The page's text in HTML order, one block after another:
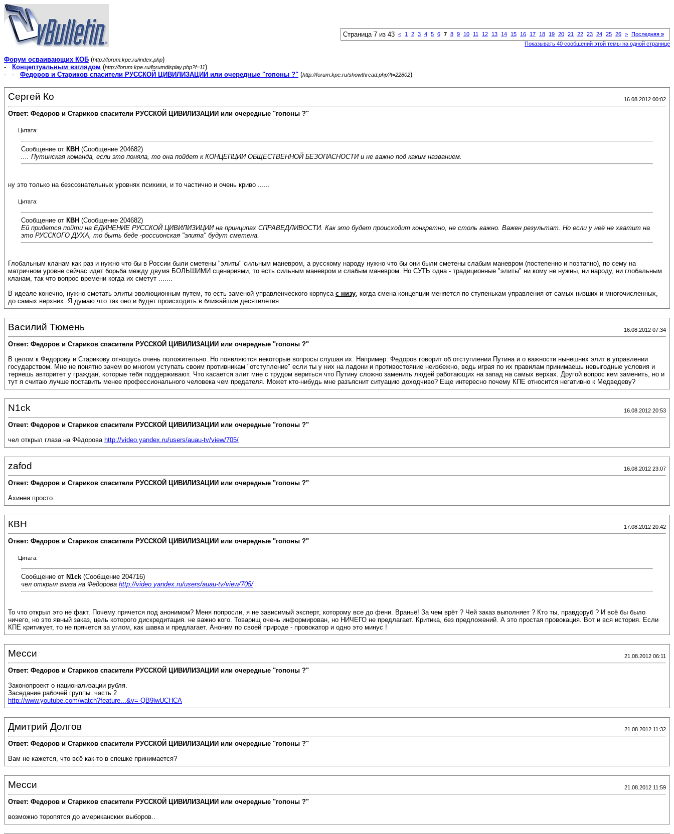
Страница 7 из 43 < 1 2 3 4 5 6 7 8 9 10 11 12 13 14 15 16 17 18 19 20 21 22 23 24 25 26 > Последняя »
Показывать 40 сообщений этой темы на одной странице
Форум осваивающих КОБ (http://forum.kpe.ru/index.php)
-
Концептуальным взглядом (http://forum.kpe.ru/forumdisplay.php?f=11)
- - Федоров и Стариков спасители РУССКОЙ ЦИВИЛИЗАЦИИ или очередные "гопоны ?" (http://forum.kpe.ru/showthread.php?t=22802)
Сергей Ко 16.08.2012 00:02
Ответ: Федоров и Стариков спасители РУССКОЙ ЦИВИЛИЗАЦИИ или очередные "гопоны ?"
Цитата:
Сообщение от КВН (Сообщение 204682)
.... Путинская команда, если это поняла, то она пойдет к КОНЦЕПЦИИ ОБЩЕСТВЕННОЙ БЕЗОПАСНОСТИ и не важно под каким названием.
ну это только на безсознательных уровнях психики, и то частично и очень криво ......
Цитата:
Сообщение от КВН (Сообщение 204682)
Ей придется пойти на ЕДИНЕНИЕ РУССКОЙ ЦИВИЛИЗИЦИИ на принципах СПРАВЕДЛИВОСТИ. Как это будет происходит конкретно, не столь важно. Важен результат. Но если у неё не хватит на
это РУССКОГО ДУХА, то быть беде -россионская "элита" будут сметена.
Глобальным кланам как раз и нужно что бы в России были сметены "элиты" сильным маневром, а русскому народу нужно что бы они были сметены слабым маневром (постепенно и поэтапно), по сему на
матричном уровне сейчас идет борьба между двумя БОЛЬШИМИ сценариями, то есть сильным маневром и слабым маневром. Но СУТЬ одна - традиционные "элиты" ни кому не нужны, ни народу, ни глобальным
кланам, так что вопрос времени когда их сметут .......
В идеале конечно, нужно сметать элиты эволюционным путем, то есть заменой управленческого корпуса с низу, когда смена концепции меняется по ступенькам управления от самых низших и многочисленных,
до самых верхних. Я думаю что так оно и будет происходить в ближайшие десятилетия
Василий Тюмень 16.08.2012 07:34
Ответ: Федоров и Стариков спасители РУССКОЙ ЦИВИЛИЗАЦИИ или очередные "гопоны ?"
В целом к Федорову и Старикову отношусь очень положительно. Но появляются некоторые вопросы слушая их. Например: Федоров говорит об отступлении Путина и о важности нынешних элит в управлении
государством. Мне не понятно зачем во многом уступать своим противникам "отступление" если ты у них на ладони и противостояние неизбежно, ведь играя по их правилам принимаешь невыгодные условия и
теряешь авторитет у граждан, которые тебя поддерживают. Что касается элит мне с трудом вериться что Путину сложно заменить людей работающих на запад на самых верхах. Другой вопрос кем заменить, но и
тут я считаю лучше поставить менее профессионального человека чем предателя. Может кто-нибудь мне разъяснит ситуацию доходчиво? Еще интересно почему КПЕ относится негативно к Медведеву?
N1ck 16.08.2012 20:53
Ответ: Федоров и Стариков спасители РУССКОЙ ЦИВИЛИЗАЦИИ или очередные "гопоны ?"
чел открыл глаза на Фёдорова http://video.yandex.ru/users/auau-tv/view/705/
zafod 16.08.2012 23:07
Ответ: Федоров и Стариков спасители РУССКОЙ ЦИВИЛИЗАЦИИ или очередные "гопоны ?"
Ахинея просто.
КВН 17.08.2012 20:42
Ответ: Федоров и Стариков спасители РУССКОЙ ЦИВИЛИЗАЦИИ или очередные "гопоны ?"
Цитата:
Сообщение от N1ck (Сообщение 204716)
чел открыл глаза на Фёдорова http://video.yandex.ru/users/auau-tv/view/705/
То что открыл это не факт. Почему прячется под анонимом? Меня попросли, я не зависимый эксперт, которому все до фени. Враньё! За чем врёт ? Чей заказ выполняет ? Кто ты, правдоруб ? И всё бы было
ничего, но это явный заказ, цель которого дискредитация. не важно кого. Товарищ очень информирован, но НИЧЕГО не предлагает. Критика, без предложений. А это простая провокация. Вот и вся история. Если
КПЕ критикует, то не прячется за углом, как шавка и предлагает. Аноним по своей природе - провокатор и одно это минус !
Месси 21.08.2012 06:11
Ответ: Федоров и Стариков спасители РУССКОЙ ЦИВИЛИЗАЦИИ или очередные "гопоны ?"
Законопроект о национализации рубля.
Заседание рабочей группы. часть 2
http://www.youtube.com/watch?feature...&v=-QB9lwUCHCA
Дмитрий Долгов 21.08.2012 11:32
Ответ: Федоров и Стариков спасители РУССКОЙ ЦИВИЛИЗАЦИИ или очередные "гопоны ?"
Вам не кажется, что всё как-то в спешке принимается?
Месси 21.08.2012 11:59
Ответ: Федоров и Стариков спасители РУССКОЙ ЦИВИЛИЗАЦИИ или очередные "гопоны ?"
возможно торопятся до американских выборов..